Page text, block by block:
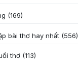
(169)
bài thơ hay nhất (556)
thơ (113)